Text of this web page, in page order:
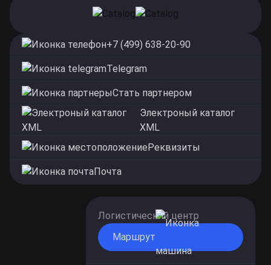
+7 (499) 638-20-90
Telegram
Стать партнером
Электроный каталог
XML
Реквизиты
Почта
Логистический центр
Маршрут